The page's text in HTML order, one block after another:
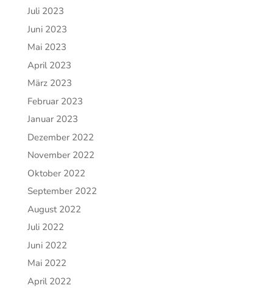
Juli 2023
Juni 2023
Mai 2023
April 2023
März 2023
Februar 2023
Januar 2023
Dezember 2022
November 2022
Oktober 2022
September 2022
August 2022
Juli 2022
Juni 2022
Mai 2022
April 2022